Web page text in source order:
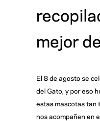
mejor
El 8 de agosto se
del Gato, y por eso
estas mascotas tan
nos acompañen en